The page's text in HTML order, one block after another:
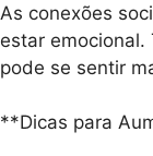
As conexões
estar emocional.
pode se sentir
**Dicas para